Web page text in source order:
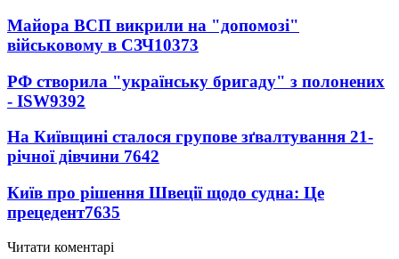
Майора ВСП викрили на "допомозі"
військовому в СЗЧ10373
РФ створила "українську бригаду" з полонених
- ISW9392
На Київщині сталося групове зґвалтування 21-
річної дівчини 7642
Київ про рішення Швеції щодо судна: Це
прецедент7635
Читати коментарі